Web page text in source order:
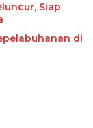
Siap
di